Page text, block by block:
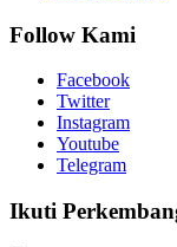
Follow Kami
Facebook
Twitter
Instagram
Youtube
Telegram
Ikuti